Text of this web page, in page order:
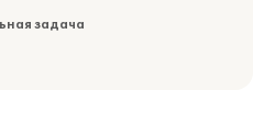
задача